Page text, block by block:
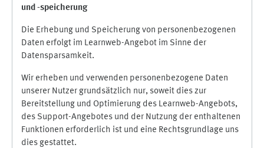
und -speicherung
Die Erhebung und Speicherung von personenbezogenen
Daten erfolgt im Learnweb-Angebot im Sinne der
Datensparsamkeit.
Wir erheben und verwenden personenbezogene Daten
unserer Nutzer grundsätzlich nur, soweit dies zur
Bereitstellung und Optimierung des Learnweb-Angebots,
des Support-Angebotes und der Nutzung der enthaltenen
Funktionen erforderlich ist und eine Rechtsgrundlage uns
dies gestattet.